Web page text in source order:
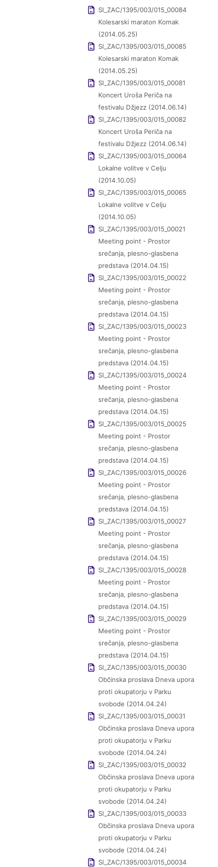
SI_ZAC/1395/003/015_00084
Kolesarski maraton Komak
(2014.05.25)
SI_ZAC/1395/003/015_00085
Kolesarski maraton Komak
(2014.05.25)
SI_ZAC/1395/003/015_00081
Koncert Uroša Periča na
festivalu Džjezz (2014.06.14)
SI_ZAC/1395/003/015_00082
Koncert Uroša Periča na
festivalu Džjezz (2014.06.14)
SI_ZAC/1395/003/015_00064
Lokalne volitve v Celju
(2014.10.05)
SI_ZAC/1395/003/015_00065
Lokalne volitve v Celju
(2014.10.05)
SI_ZAC/1395/003/015_00021
Meeting point - Prostor
srečanja, plesno-glasbena
predstava (2014.04.15)
SI_ZAC/1395/003/015_00022
Meeting point - Prostor
srečanja, plesno-glasbena
predstava (2014.04.15)
SI_ZAC/1395/003/015_00023
Meeting point - Prostor
srečanja, plesno-glasbena
predstava (2014.04.15)
SI_ZAC/1395/003/015_00024
Meeting point - Prostor
srečanja, plesno-glasbena
predstava (2014.04.15)
SI_ZAC/1395/003/015_00025
Meeting point - Prostor
srečanja, plesno-glasbena
predstava (2014.04.15)
SI_ZAC/1395/003/015_00026
Meeting point - Prostor
srečanja, plesno-glasbena
predstava (2014.04.15)
SI_ZAC/1395/003/015_00027
Meeting point - Prostor
srečanja, plesno-glasbena
predstava (2014.04.15)
SI_ZAC/1395/003/015_00028
Meeting point - Prostor
srečanja, plesno-glasbena
predstava (2014.04.15)
SI_ZAC/1395/003/015_00029
Meeting point - Prostor
srečanja, plesno-glasbena
predstava (2014.04.15)
SI_ZAC/1395/003/015_00030
Občinska proslava Dneva upora
proti okupatorju v Parku
svobode (2014.04.24)
SI_ZAC/1395/003/015_00031
Občinska proslava Dneva upora
proti okupatorju v Parku
svobode (2014.04.24)
SI_ZAC/1395/003/015_00032
Občinska proslava Dneva upora
proti okupatorju v Parku
svobode (2014.04.24)
SI_ZAC/1395/003/015_00033
Občinska proslava Dneva upora
proti okupatorju v Parku
svobode (2014.04.24)
SI_ZAC/1395/003/015_00034